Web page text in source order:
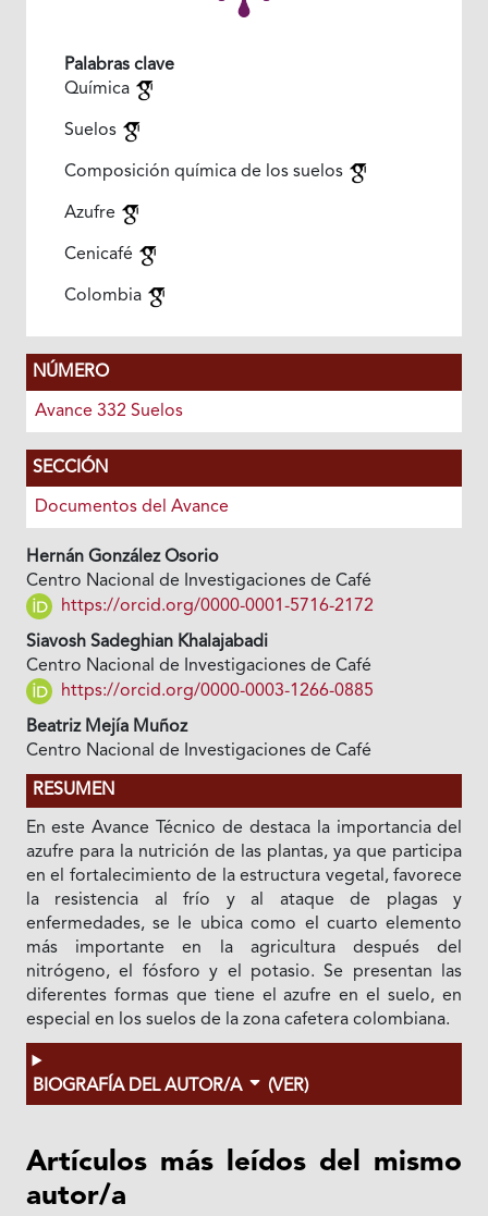
Palabras clave
Química
Suelos
Composición química de los suelos
Azufre
Cenicafé
Colombia
NÚMERO
Avance 332 Suelos
SECCIÓN
Documentos del Avance
Hernán González Osorio
Centro Nacional de Investigaciones de Café
https://orcid.org/0000-0001-5716-2172
Siavosh Sadeghian Khalajabadi
Centro Nacional de Investigaciones de Café
https://orcid.org/0000-0003-1266-0885
Beatriz Mejía Muñoz
Centro Nacional de Investigaciones de Café
RESUMEN
En este Avance Técnico de destaca la importancia del
azufre para la nutrición de las plantas, ya que participa
en el fortalecimiento de la estructura vegetal, favorece
la resistencia al frío y al ataque de plagas y
enfermedades, se le ubica como el cuarto elemento
más importante en la agricultura después del
nitrógeno, el fósforo y el potasio. Se presentan las
diferentes formas que tiene el azufre en el suelo, en
especial en los suelos de la zona cafetera colombiana.
BIOGRAFÍA DEL AUTOR/A (VER)
Artículos más leídos del mismo
autor/a